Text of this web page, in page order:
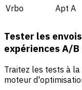
Vrbo Apt A
Tester les
expériences A/B
Traitez les tests à
moteur